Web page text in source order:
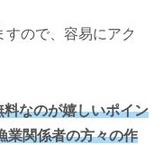
すので、容易にアク
なのが嬉しいポイン
業関係者の方々の作